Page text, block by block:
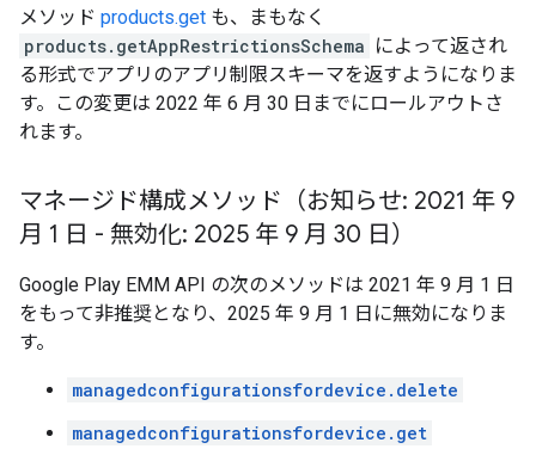
メソッド products.get も、まもなく
products.getAppRestrictionsSchema によって返され
る形式でアプリのアプリ制限スキーマを返すようになりま
す。この変更は 2022 年 6 月 30 日までにロールアウトさ
れます。
マネージド構成メソッド（お知らせ: 2021 年 9
月 1 日 - 無効化: 2025 年 9 月 30 日）
Google Play EMM API の次のメソッドは 2021 年 9 月 1 日
をもって非推奨となり、2025 年 9 月 1 日に無効になりま
す。
managedconfigurationsfordevice.delete
managedconfigurationsfordevice.get